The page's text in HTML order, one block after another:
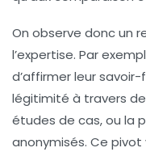
On observe donc un
l’expertise. Par
d’affirmer leur
légitimité à travers
études de cas, ou la
anonymisés. Ce pivot